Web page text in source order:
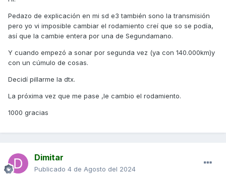
Pedazo de explicación en mi sd e3 también sono la transmisión
pero yo vi imposible cambiar el rodamiento creí que so se podía,
así que la cambie entera por una de Segundamano.
Y cuando empezó a sonar por segunda vez (ya con 140.000km)y
con un cúmulo de cosas.
Decidí pillarme la dtx.
La próxima vez que me pase ,le cambio el rodamiento.
1000 gracias
Dimitar
Publicado 4 de Agosto del 2024